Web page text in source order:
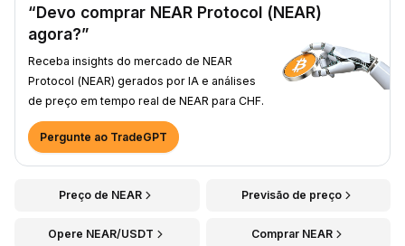
“Devo comprar NEAR Protocol (NEAR)
agora?”
Receba insights do mercado de NEAR
Protocol (NEAR) gerados por IA e análises
de preço em tempo real de NEAR para CHF.
Pergunte ao TradeGPT
Preço de NEAR Previsão de preço
Opere NEAR/USDT Comprar NEAR